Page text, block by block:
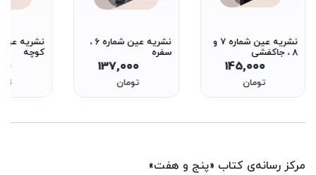
نشریه عین شماره 7 و
8 ، جاکفشی
145,000
تومان
نشریه عین شماره 6 ،
سفره
137,000
تومان
کوچه
مرکز رسانه‌ی کتاب «پنج و هفت»